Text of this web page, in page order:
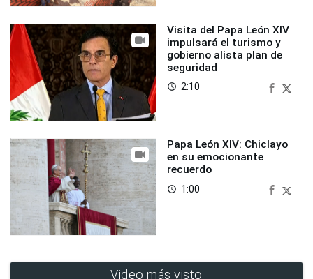
Visita del Papa León XIV
impulsará el turismo y
gobierno alista plan de
seguridad
access_time 2:10
Papa León XIV: Chiclayo
en su emocionante
recuerdo
access_time 1:00
Video más visto